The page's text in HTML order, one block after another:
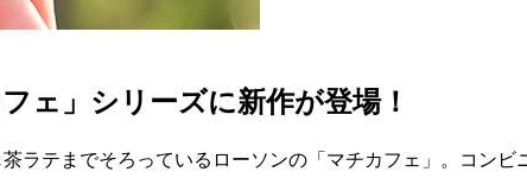
ェ」シリーズに新作が登場！
ラテまでそろっているローソンの「マチカフェ」。コン